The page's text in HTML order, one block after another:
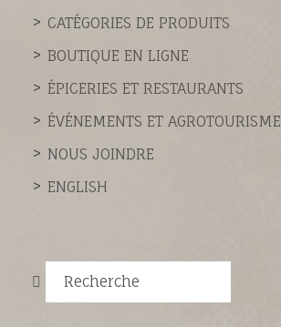
CATÉGORIES DE PRODUITS
BOUTIQUE EN LIGNE
ÉPICERIES ET RESTAURANTS
ÉVÉNEMENTS ET AGROTOURISME
NOUS JOINDRE
ENGLISH
Recherche